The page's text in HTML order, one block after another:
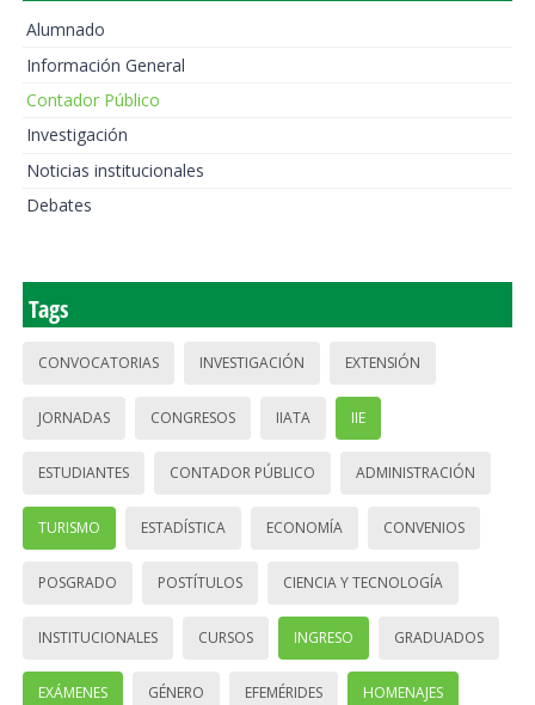
Alumnado
Información General
Contador Público
Investigación
Noticias institucionales
Debates
Tags
CONVOCATORIAS INVESTIGACIÓN EXTENSIÓN
JORNADAS CONGRESOS IIATA IIE
ESTUDIANTES CONTADOR PÚBLICO ADMINISTRACIÓN
TURISMO ESTADÍSTICA ECONOMÍA CONVENIOS
POSGRADO POSTÍTULOS CIENCIA Y TECNOLOGÍA
INSTITUCIONALES CURSOS INGRESO GRADUADOS
EXÁMENES GÉNERO EFEMÉRIDES HOMENAJES